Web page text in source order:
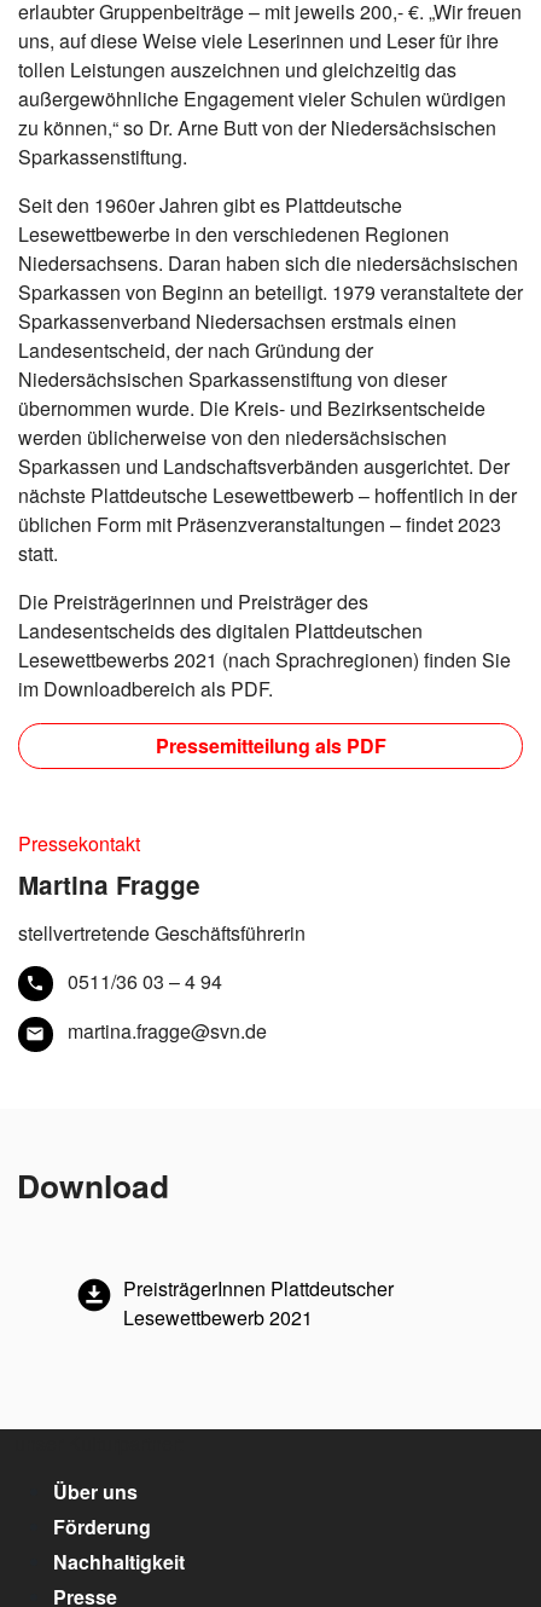
erlaubter Gruppenbeiträge – mit jeweils 200,- €. „Wir freuen
uns, auf diese Weise viele Leserinnen und Leser für ihre
tollen Leistungen auszeichnen und gleichzeitig das
außergewöhnliche Engagement vieler Schulen würdigen
zu können,“ so Dr. Arne Butt von der Niedersächsischen
Sparkassenstiftung.
Seit den 1960er Jahren gibt es Plattdeutsche
Lesewettbewerbe in den verschiedenen Regionen
Niedersachsens. Daran haben sich die niedersächsischen
Sparkassen von Beginn an beteiligt. 1979 veranstaltete der
Sparkassenverband Niedersachsen erstmals einen
Landesentscheid, der nach Gründung der
Niedersächsischen Sparkassenstiftung von dieser
übernommen wurde. Die Kreis- und Bezirksentscheide
werden üblicherweise von den niedersächsischen
Sparkassen und Landschaftsverbänden ausgerichtet. Der
nächste Plattdeutsche Lesewettbewerb – hoffentlich in der
üblichen Form mit Präsenzveranstaltungen – findet 2023
statt.
Die Preisträgerinnen und Preisträger des
Landesentscheids des digitalen Plattdeutschen
Lesewettbewerbs 2021 (nach Sprachregionen) finden Sie
im Downloadbereich als PDF.
Pressemitteilung als PDF
Pressekontakt
Martina Fragge
stellvertretende Geschäftsführerin
0511/36 03 – 4 94
martina.fragge@svn.de
Download
PreisträgerInnen Plattdeutscher
Lesewettbewerb 2021
Über uns
Förderung
Nachhaltigkeit
Presse